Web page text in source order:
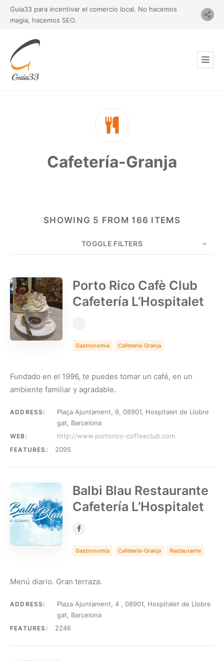
Guia33 para incentivar el comercio local. No hacemos
magia, hacemos SEO.
Cafetería-Granja
SHOWING 5 FROM 166 ITEMS
TOGGLE FILTERS
COUNT 5
Porto Rico Cafè Club
Cafetería L’Hospitalet
Gastronomía Cafetería-Granja
Fundado en el 1996, te puedes tomar un café, en un
ambiente familiar y agradable.
ADDRESS:
Plaça Ajuntament, 9, 08901, Hospitalet de Llobre
gat, Barcelona
WEB: http://www.portorico-coffeeclub.com
FEATURES: 2095
Balbi Blau Restaurante
Cafetería L’Hospitalet
Gastronomía Cafetería-Granja Restaurante
Menú diario. Gran terraza.
ADDRESS:
Plaza Ajuntament, 4 , 08901, Hospitalet de Llobre
gat, Barcelona
FEATURES: 2246